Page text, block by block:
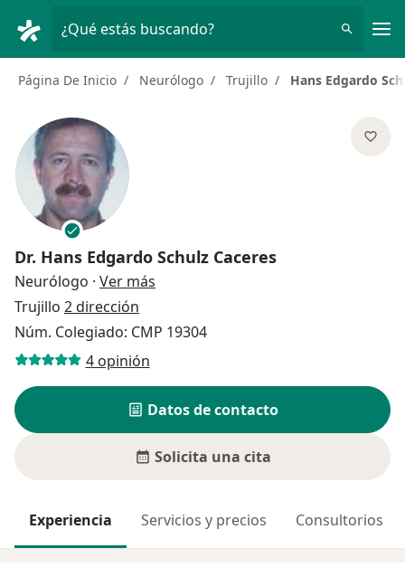
¿Qué estás buscando?
Página De Inicio Neurólogo Trujillo Hans Edgardo
Dr. Hans Edgardo Schulz Caceres
Neurólogo · Ver más
Trujillo 2 dirección
Núm. Colegiado: CMP 19304
4 opinión
Datos de contacto
Solicita una cita
Experiencia Servicios y precios Consultorios